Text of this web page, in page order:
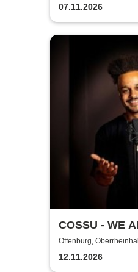
07.11.2026
COSSU - WE
GERMANS -
Comedy
Offenburg,
12.11.2026